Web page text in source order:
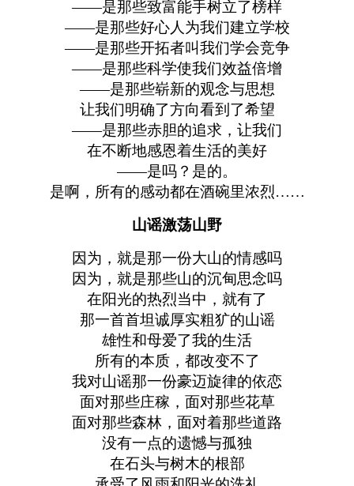
——是那些致富能手树立了榜样
——是那些好心人为我们建立学校
——是那些开拓者叫我们学会竞争
——是那些科学使我们效益倍增
——是那些崭新的观念与思想
让我们明确了方向看到了希望
——是那些赤胆的追求，让我们
在不断地感恩着生活的美好
——是吗？是的。
是啊，所有的感动都在酒碗里浓烈……
山谣激荡山野
因为，就是那一份大山的情感吗
因为，就是那些山的沉甸思念吗
在阳光的热烈当中，就有了
那一首首坦诚厚实粗犷的山谣
雄性和母爱了我的生活
所有的本质，都改变不了
我对山谣那一份豪迈旋律的依恋
面对那些庄稼，面对那些花草
面对那些森林，面对着那些道路
没有一点的遗憾与孤独
在石头与树木的根部